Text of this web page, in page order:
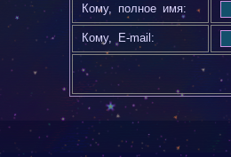
Кому, полное имя:
Кому, E-mail: